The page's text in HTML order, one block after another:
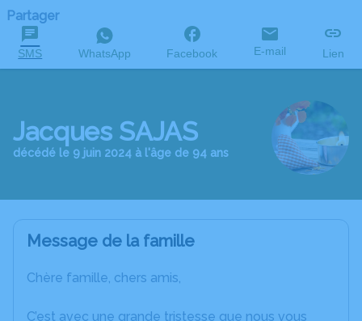
Partager
SMS WhatsApp Facebook E-mail Lien
Jacques SAJAS
décédé le 9 juin 2024 à l'âge de 94 ans
Message de la famille
Chère famille, chers amis,
C’est avec une grande tristesse que nous vous